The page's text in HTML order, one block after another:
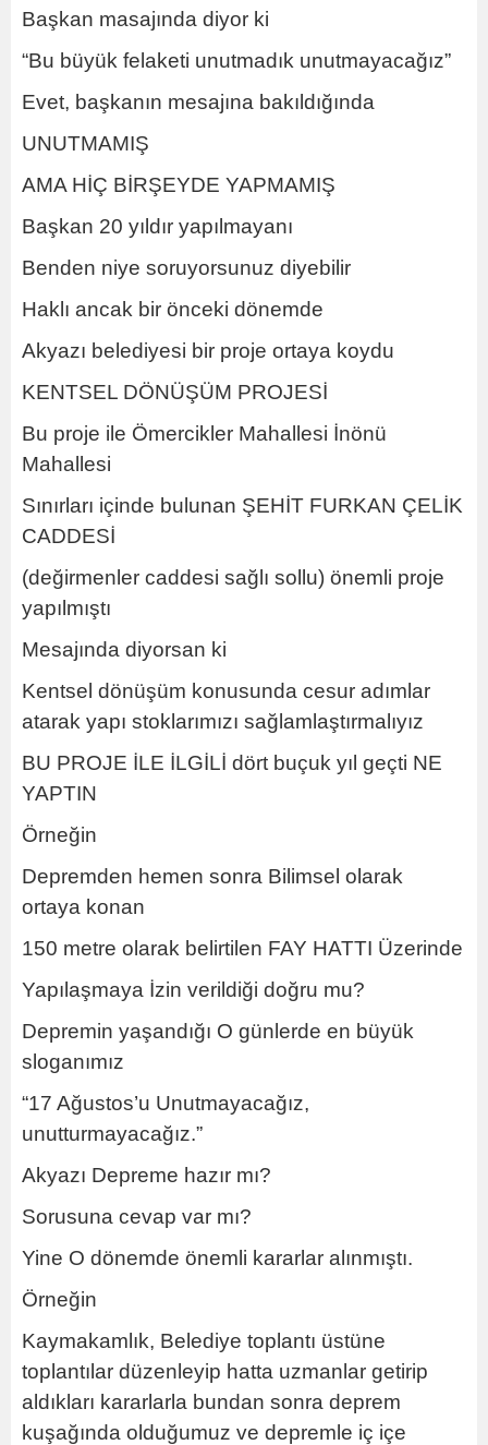
Başkan masajında diyor ki
“Bu büyük felaketi unutmadık unutmayacağız”
Evet, başkanın mesajına bakıldığında
UNUTMAMIŞ
AMA HİÇ BİRŞEYDE YAPMAMIŞ
Başkan 20 yıldır yapılmayanı
Benden niye soruyorsunuz diyebilir
Haklı ancak bir önceki dönemde
Akyazı belediyesi bir proje ortaya koydu
KENTSEL DÖNÜŞÜM PROJESİ
Bu proje ile Ömercikler Mahallesi İnönü
Mahallesi
Sınırları içinde bulunan ŞEHİT FURKAN ÇELİK
CADDESİ
(değirmenler caddesi sağlı sollu) önemli proje
yapılmıştı
Mesajında diyorsan ki
Kentsel dönüşüm konusunda cesur adımlar
atarak yapı stoklarımızı sağlamlaştırmalıyız
BU PROJE İLE İLGİLİ dört buçuk yıl geçti NE
YAPTIN
Örneğin
Depremden hemen sonra Bilimsel olarak
ortaya konan
150 metre olarak belirtilen FAY HATTI Üzerinde
Yapılaşmaya İzin verildiği doğru mu?
Depremin yaşandığı O günlerde en büyük
sloganımız
“17 Ağustos’u Unutmayacağız,
unutturmayacağız.”
Akyazı Depreme hazır mı?
Sorusuna cevap var mı?
Yine O dönemde önemli kararlar alınmıştı.
Örneğin
Kaymakamlık, Belediye toplantı üstüne
toplantılar düzenleyip hatta uzmanlar getirip
aldıkları kararlarla bundan sonra deprem
kuşağında olduğumuz ve depremle iç içe